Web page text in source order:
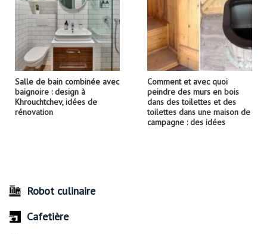
Salle de bain combinée avec
baignoire : design à
Khrouchtchev, idées de
rénovation
Comment et avec quoi
peindre des murs en bois
dans des toilettes et des
toilettes dans une maison de
campagne : des idées
Robot culinaire
Cafetière